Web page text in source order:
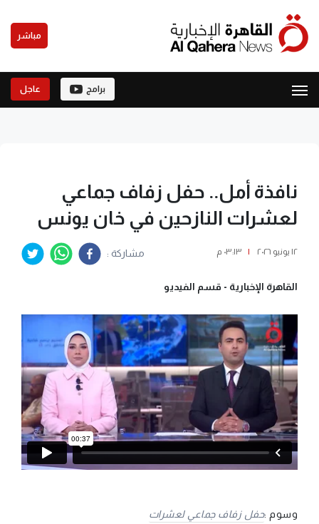
مباشر
برامج عاجل
نافذة أمل.. حفل زفاف جماعي
لعشرات النازحين في خان يونس
١٢ يونيو ٢٠٢٦ | ٠٣:١٣ م مشاركة :
القاهرة الإخبارية - قسم الفيديو
وسوم :حفل زفاف جماعي لعشرات